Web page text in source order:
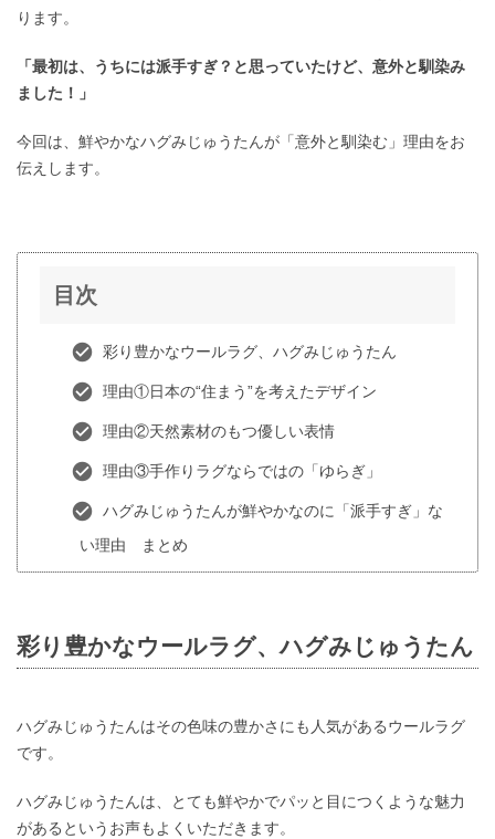
ります。
「最初は、うちには派手すぎ？と思っていたけど、意外と馴染み
ました！」
今回は、鮮やかなハグみじゅうたんが「意外と馴染む」理由をお
伝えします。
目次
彩り豊かなウールラグ、ハグみじゅうたん
理由①日本の“住まう”を考えたデザイン
理由②天然素材のもつ優しい表情
理由③手作りラグならではの「ゆらぎ」
ハグみじゅうたんが鮮やかなのに「派手すぎ」な
い理由 まとめ
彩り豊かなウールラグ、ハグみじゅうたん
ハグみじゅうたんはその色味の豊かさにも人気があるウールラグ
です。
ハグみじゅうたんは、とても鮮やかでパッと目につくような魅力
があるというお声もよくいただきます。